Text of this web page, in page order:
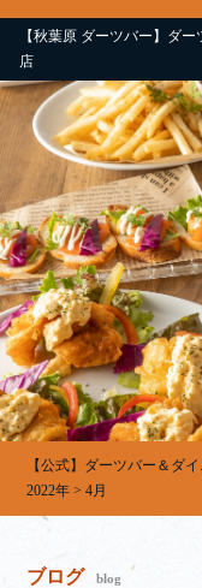
【秋葉原 ダーツバー】ダ
店
【公式】ダーツバー＆ダ
2022年 >4月
ブログ blog